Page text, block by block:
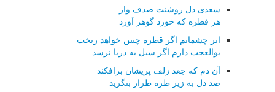
سعدی دل روشنت صدف وار
هر قطره که خورد گوهر آورد
ابر چشمانم اگر قطره چنین خواهد ریخت
بوالعجب دارم اگر سیل به دریا نرسد
آن دم که جعد زلف پریشان برافکند
صد دل به زیر طره طرار بنگرید